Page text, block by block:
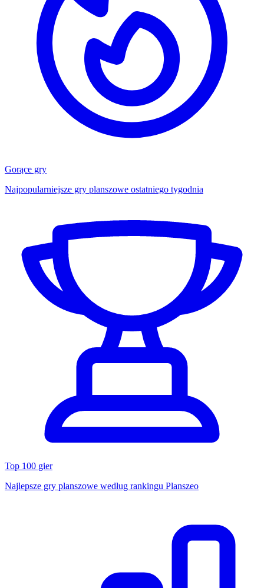
Gorące gry
Najpopularniejsze gry planszowe ostatniego tygodnia
Top 100 gier
Najlepsze gry planszowe według rankingu Planszeo